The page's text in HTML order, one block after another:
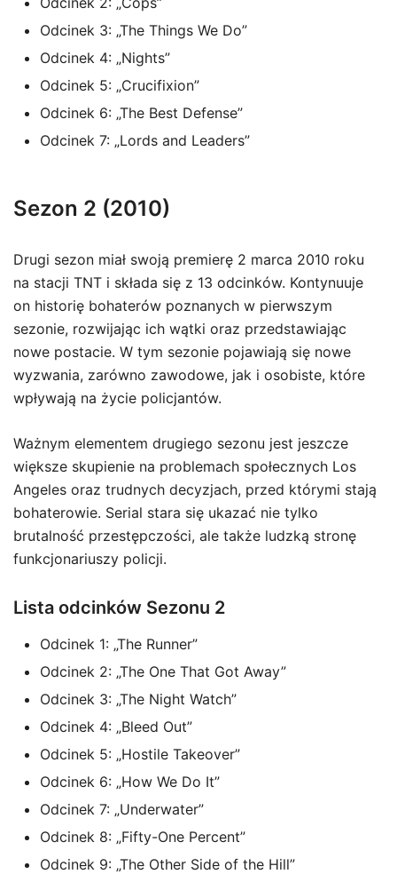
Odcinek 3: „The Things We Do”
Odcinek 4: „Nights”
Odcinek 5: „Crucifixion”
Odcinek 6: „The Best Defense”
Odcinek 7: „Lords and Leaders”
Sezon 2 (2010)
Drugi sezon miał swoją premierę 2 marca 2010 roku
na stacji TNT i składa się z 13 odcinków. Kontynuuje
on historię bohaterów poznanych w pierwszym
sezonie, rozwijając ich wątki oraz przedstawiając
nowe postacie. W tym sezonie pojawiają się nowe
wyzwania, zarówno zawodowe, jak i osobiste, które
wpływają na życie policjantów.
Ważnym elementem drugiego sezonu jest jeszcze
większe skupienie na problemach społecznych Los
Angeles oraz trudnych decyzjach, przed którymi stają
bohaterowie. Serial stara się ukazać nie tylko
brutalność przestępczości, ale także ludzką stronę
funkcjonariuszy policji.
Lista odcinków Sezonu 2
Odcinek 1: „The Runner”
Odcinek 2: „The One That Got Away”
Odcinek 3: „The Night Watch”
Odcinek 4: „Bleed Out”
Odcinek 5: „Hostile Takeover”
Odcinek 6: „How We Do It”
Odcinek 7: „Underwater”
Odcinek 8: „Fifty-One Percent”
Odcinek 9: „The Other Side of the Hill”